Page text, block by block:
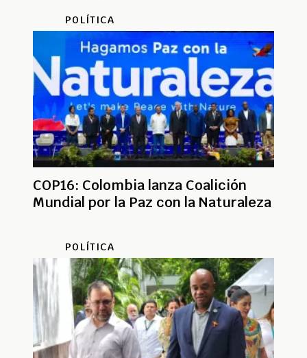
POLÍTICA
COP16: Colombia lanza Coalición
Mundial por la Paz con la Naturaleza
POLÍTICA